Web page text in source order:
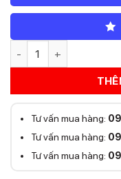
Tư vấn mua hàng:
Tư vấn mua hàng:
Tư vấn mua hàng: